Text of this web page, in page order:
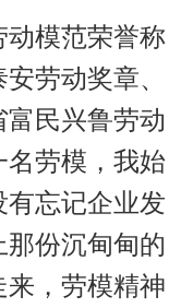
模范荣誉称
劳动奖章、
民兴鲁劳动
名劳模，我始
忘记企业发
那份沉甸甸的
来，劳模精神